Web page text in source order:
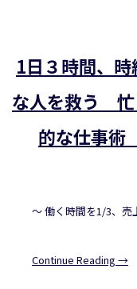
1日３時間、
な人を救う 忙
的な仕事術
～ 働く時間を1/3、売
Continue Reading →